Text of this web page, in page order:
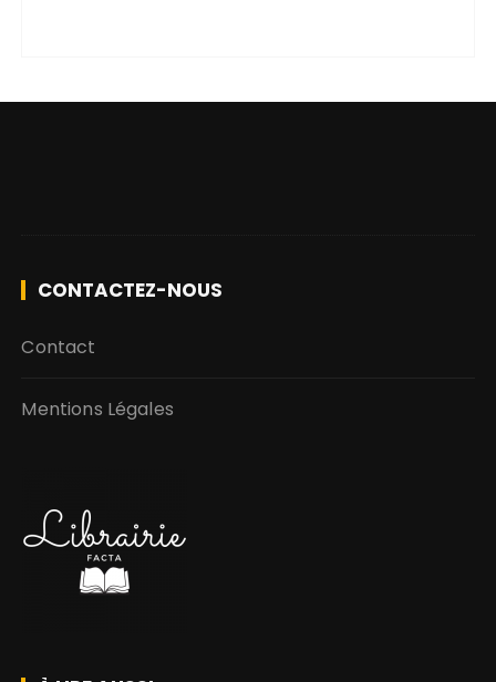
CONTACTEZ-NOUS
Contact
Mentions Légales